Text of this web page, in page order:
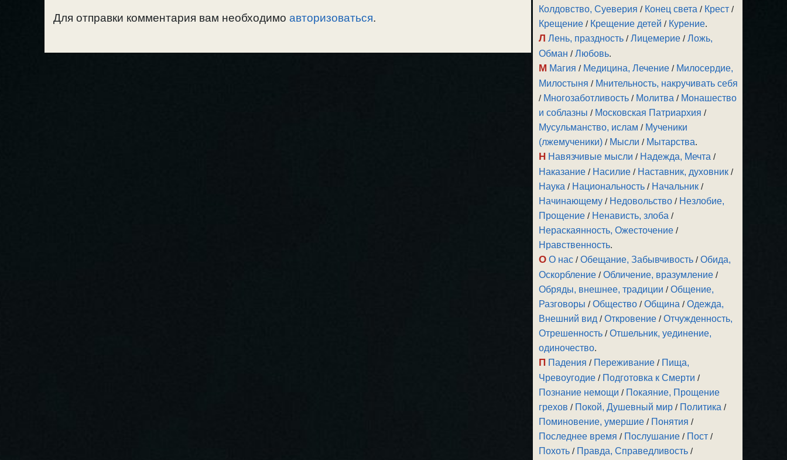
Для отправки комментария вам необходимо авторизоваться.
Колдовство, Суеверия / Конец света / Крест /
Крещение / Крещение детей / Курение.
Л Лень, праздность /Лицемерие /Ложь,
Обман /Любовь.
М Магия / Медицина, Лечение / Милосердие,
Милостыня / Мнительность, накручивать себя
/ Многозаботливость / Молитва / Монашество
и соблазны / Московская Патриархия /
Мусульманство, ислам / Мученики
(лжемученики) / Мысли / Мытарства.
Н Навязчивые мысли / Надежда, Мечта /
Наказание / Насилие / Наставник, духовник /
Наука / Национальность / Начальник /
Начинающему / Недовольство / Незлобие,
Прощение / Ненависть, злоба /
Нераскаянность, Ожесточение /
Нравственность.
О О нас /Обещание, Забывчивость /Обида,
Оскорбление /Обличение, вразумление /
Обряды, внешнее, традиции /Общение,
Разговоры /Общество /Община /Одежда,
Внешний вид /Откровение /Отчужденность,
Отрешенность /Отшельник, уединение,
одиночество.
П Падения / Переживание / Пища,
Чревоугодие / Подготовка к Смерти /
Познание немощи / Покаяние, Прощение
грехов / Покой, Душевный мир / Политика /
Поминовение, умершие / Понятия /
Последнее время / Послушание / Пост /
Похоть / Правда, Справедливость /